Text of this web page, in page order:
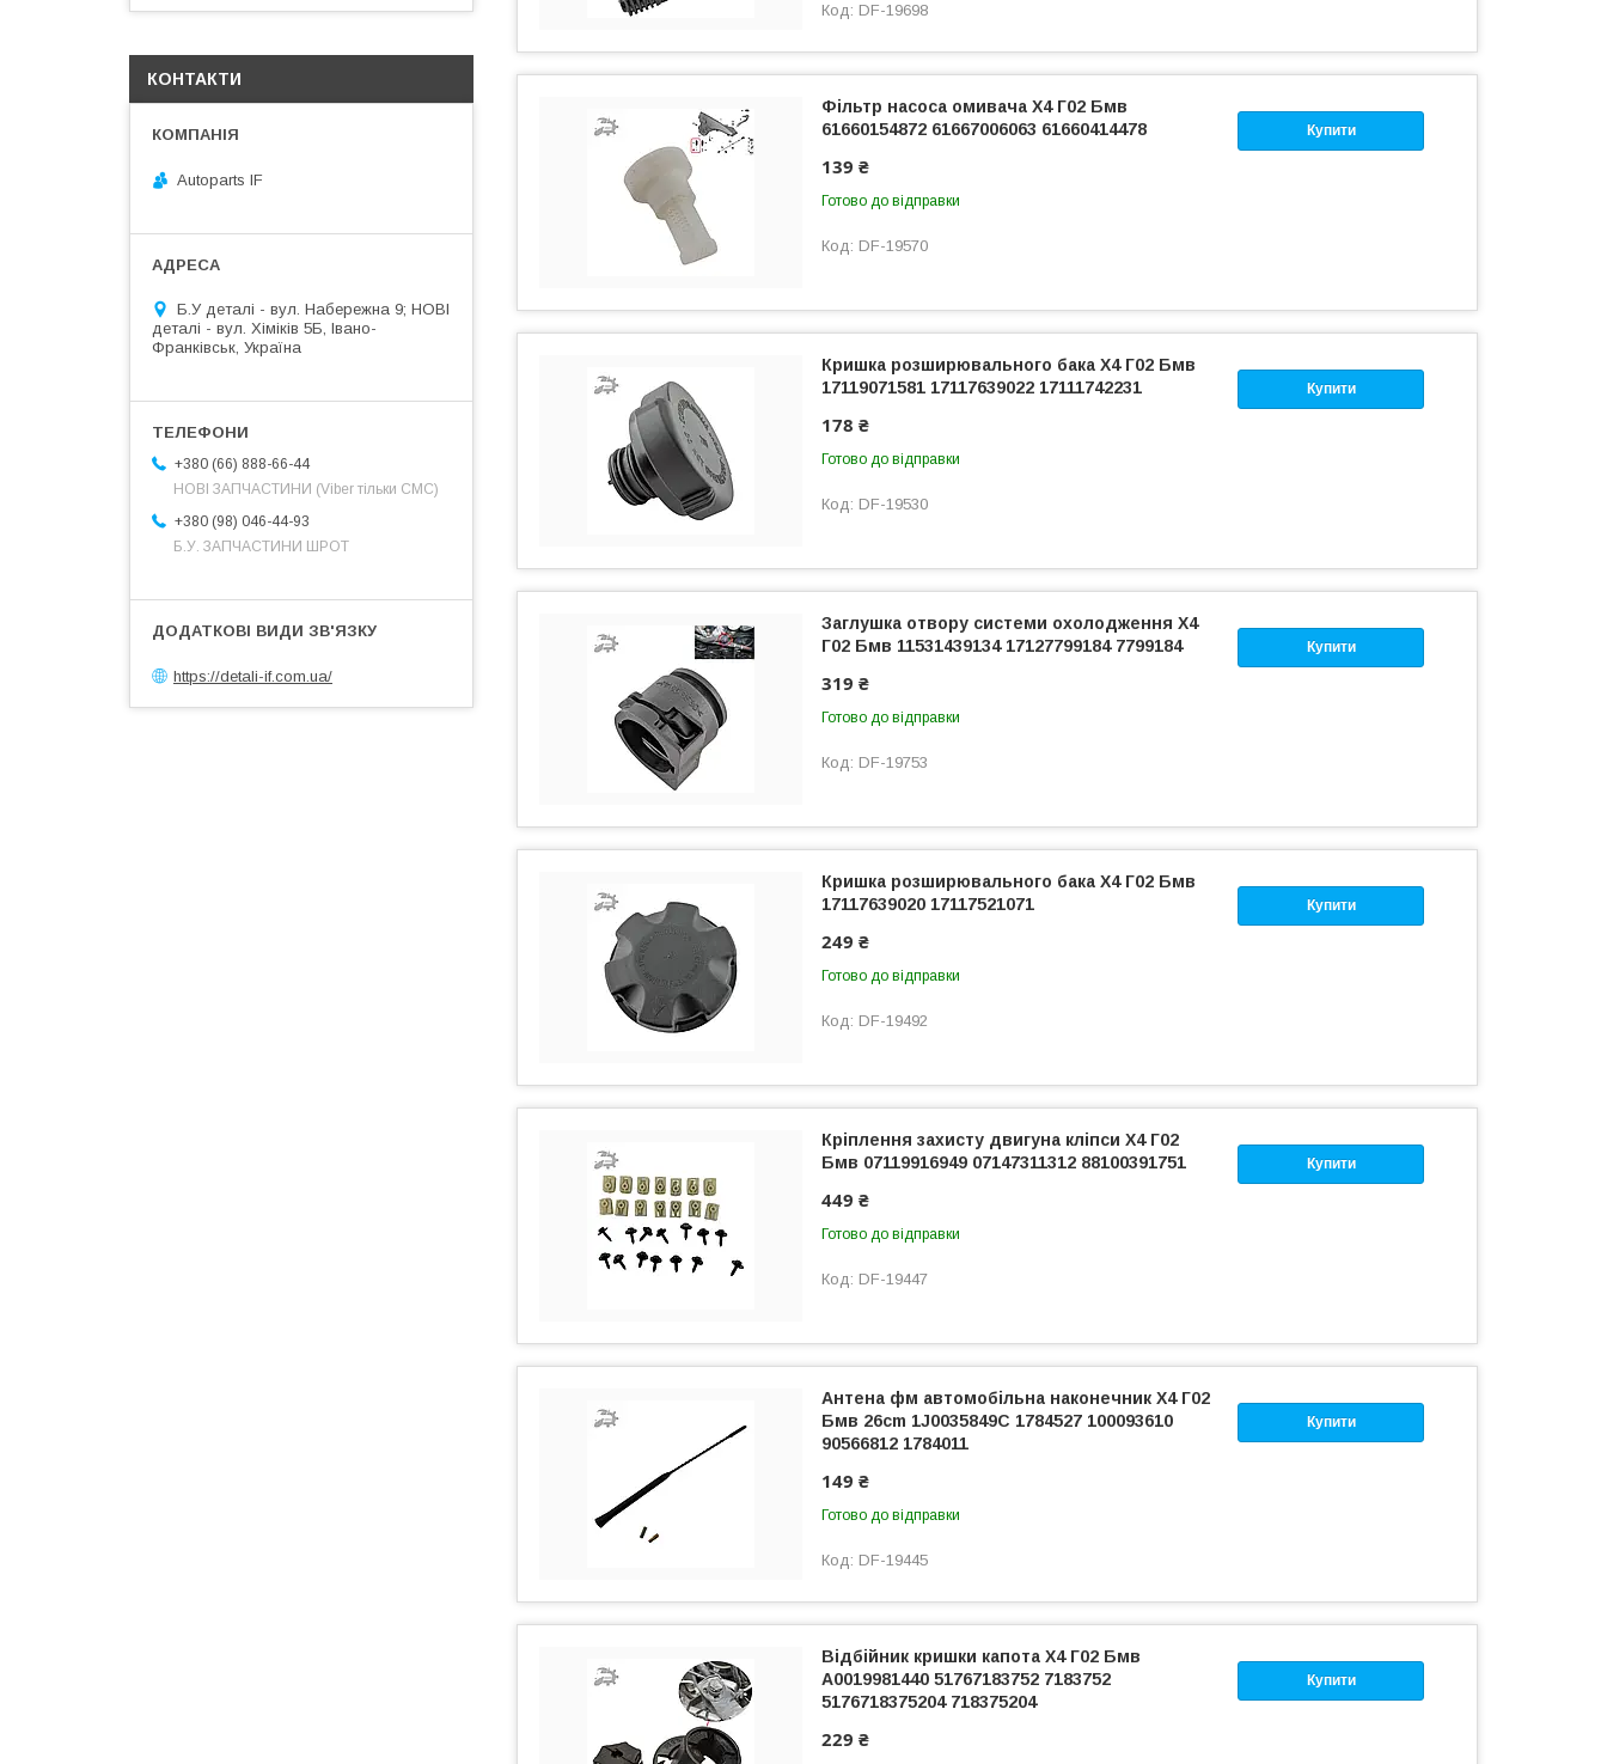
DF-19698
Купити
Фільтр насоса омивача Х4 Г02 Бмв
61660154872 61667006063 61660414478
139 ₴
Готово до відправки
DF-19570
Купити
Кришка розширювального бака Х4 Г02 Бмв
17119071581 17117639022 17111742231
178 ₴
Готово до відправки
DF-19530
Купити
Заглушка отвору системи охолодження Х4
Г02 Бмв 11531439134 17127799184 7799184
319 ₴
Готово до відправки
DF-19753
Купити
Кришка розширювального бака Х4 Г02 Бмв
17117639020 17117521071
249 ₴
Готово до відправки
DF-19492
Купити
Кріплення захисту двигуна кліпси Х4 Г02
Бмв 07119916949 07147311312 88100391751
449 ₴
Готово до відправки
DF-19447
Купити
Антена фм автомобільна наконечник Х4 Г02
Бмв 26cm 1J0035849C 1784527 100093610
90566812 1784011
149 ₴
Готово до відправки
DF-19445
Купити
Відбійник кришки капота Х4 Г02 Бмв
A0019981440 51767183752 7183752
5176718375204 718375204
229 ₴
КОНТАКТИ
Autoparts IF
Б.У деталі - вул. Набережна 9; НОВІ
деталі - вул. Хіміків 5Б, Івано-
Франківськ, Україна
+380 (66) 888-66-44
НОВІ ЗАПЧАСТИНИ (Viber тільки СМС)
+380 (98) 046-44-93
Б.У. ЗАПЧАСТИНИ ШРОТ
https://detali-if.com.ua/